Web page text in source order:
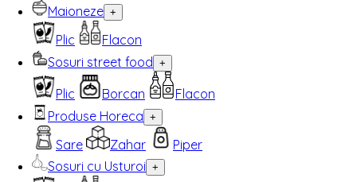
Maioneze +
Plic
Flacon
Sosuri street food +
Plic Borcan
Flacon
Produse Horeca +
Sare Zahar
Piper
Sosuri cu Usturoi +